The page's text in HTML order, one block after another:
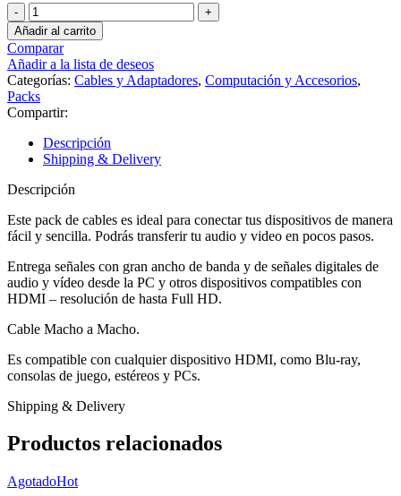
Pack
de
6
Cables
HDMI
RipColor
de
3
Metros
cantidad
Añadir al carrito
Comparar
Añadir a la lista de deseos
Categorías: Cables y Adaptadores, Computación y Accesorios,
Packs
Compartir:
Descripción
Shipping & Delivery
Descripción
Este pack de cables es ideal para conectar tus dispositivos de manera
fácil y sencilla. Podrás transferir tu audio y video en pocos pasos.
Entrega señales con gran ancho de banda y de señales digitales de
audio y vídeo desde la PC y otros dispositivos compatibles con
HDMI – resolución de hasta Full HD.
Cable Macho a Macho.
Es compatible con cualquier dispositivo HDMI, como Blu-ray,
consolas de juego, estéreos y PCs.
Shipping & Delivery
Productos relacionados
AgotadoHot